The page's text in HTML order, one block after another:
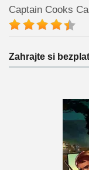
Captain Cooks
Zahrajte si